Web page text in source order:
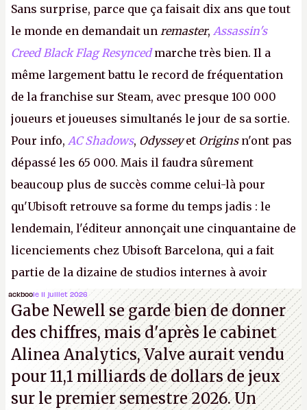
Sans surprise, parce que ça faisait dix ans que tout
le monde en demandait un remaster, Assassin's
Creed Black Flag Resyncedmarche très bien. Il a
même largement battu le record de fréquentation
de la franchise sur Steam, avec presque 100 000
joueurs et joueuses simultanés le jour de sa sortie.
Pour info, AC Shadows, Odysseyet Originsn'ont pas
dépassé les 65 000. Mais il faudra sûrement
beaucoup plus de succès comme celui-là pour
qu'Ubisoft retrouve sa forme du temps jadis : le
lendemain, l'éditeur annonçait une cinquantaine de
licenciements chez Ubisoft Barcelona, qui a fait
partie de la dizaine de studios internes à avoir
travaillé sur cetAssassin's Creedsous la direction
d'Ubisoft Singapour.A.
ackboole 11 juillet 2026
Gabe Newell se garde bien de donner
des chiffres, mais d'après le cabinet
Alinea Analytics, Valve aurait vendu
pour 11,1 milliards de dollars de jeux
sur le premier semestre 2026. Un